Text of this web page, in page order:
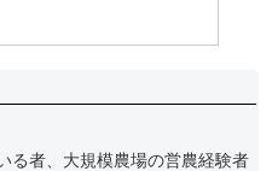
る者、大規模農場の営農経験者